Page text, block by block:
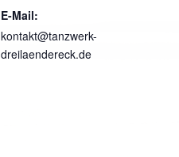
E-Mail:
kontakt@tanzwerk-
dreilaendereck.de